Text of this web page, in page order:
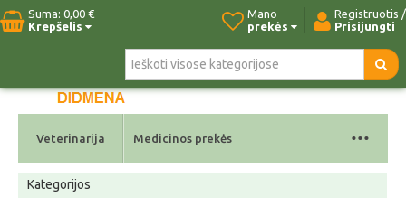
Suma: 0,00 €
Krepšelis
Registruotis /
Prisijungti
Mano
prekės
Pradžia Naujos prekės Kontaktai
Veterinarija Medicinos prekės ...
Kategorijos